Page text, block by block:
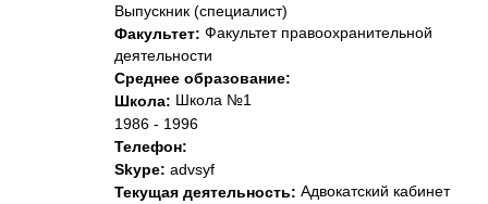
Выпускник (специалист)
Факультет: Факультет правоохранительной
деятельности
Среднее образование:
Школа: Школа №1
1986 - 1996
Телефон:
Skype: advsyf
Текущая деятельность: Адвокатский кабинет